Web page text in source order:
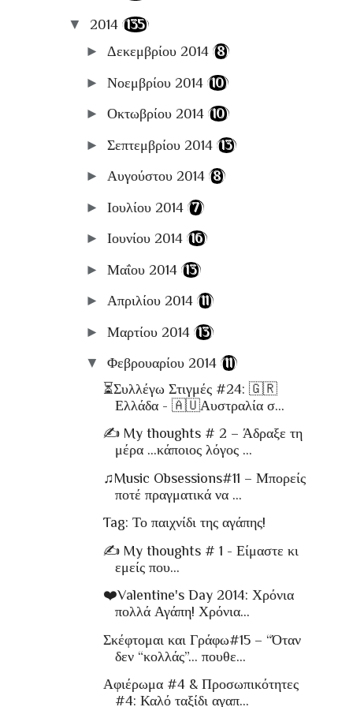
▼ 2014 (135)
► Δεκεμβρίου 2014 (8)
► Νοεμβρίου 2014 (10)
► Οκτωβρίου 2014 (10)
► Σεπτεμβρίου 2014 (13)
► Αυγούστου 2014 (8)
► Ιουλίου 2014 (7)
► Ιουνίου 2014 (16)
► Μαΐου 2014 (13)
► Απριλίου 2014 (11)
► Μαρτίου 2014 (13)
▼ Φεβρουαρίου 2014 (11)
⏳Συλλέγω Στιγμές #24: 🇬🇷
Ελλάδα - 🇦🇺Αυστραλία σ...
✍ My thoughts # 2 – Άδραξε τη
μέρα …κάποιος λόγος ...
♫Music Obsessions#11 – Μπορείς
ποτέ πραγματικά να ...
Tag: Το παιχνίδι της αγάπης!
✍ My thoughts # 1 - Είμαστε κι
εμείς που…
❤️Valentine's Day 2014: Χρόνια
πολλά Αγάπη! Χρόνια...
Σκέφτομαι και Γράφω#15 – “Όταν
δεν “κολλάς”… πουθε...
Αφιέρωμα #4 & Προσωπικότητες
#4: Καλό ταξίδι αγαπ...